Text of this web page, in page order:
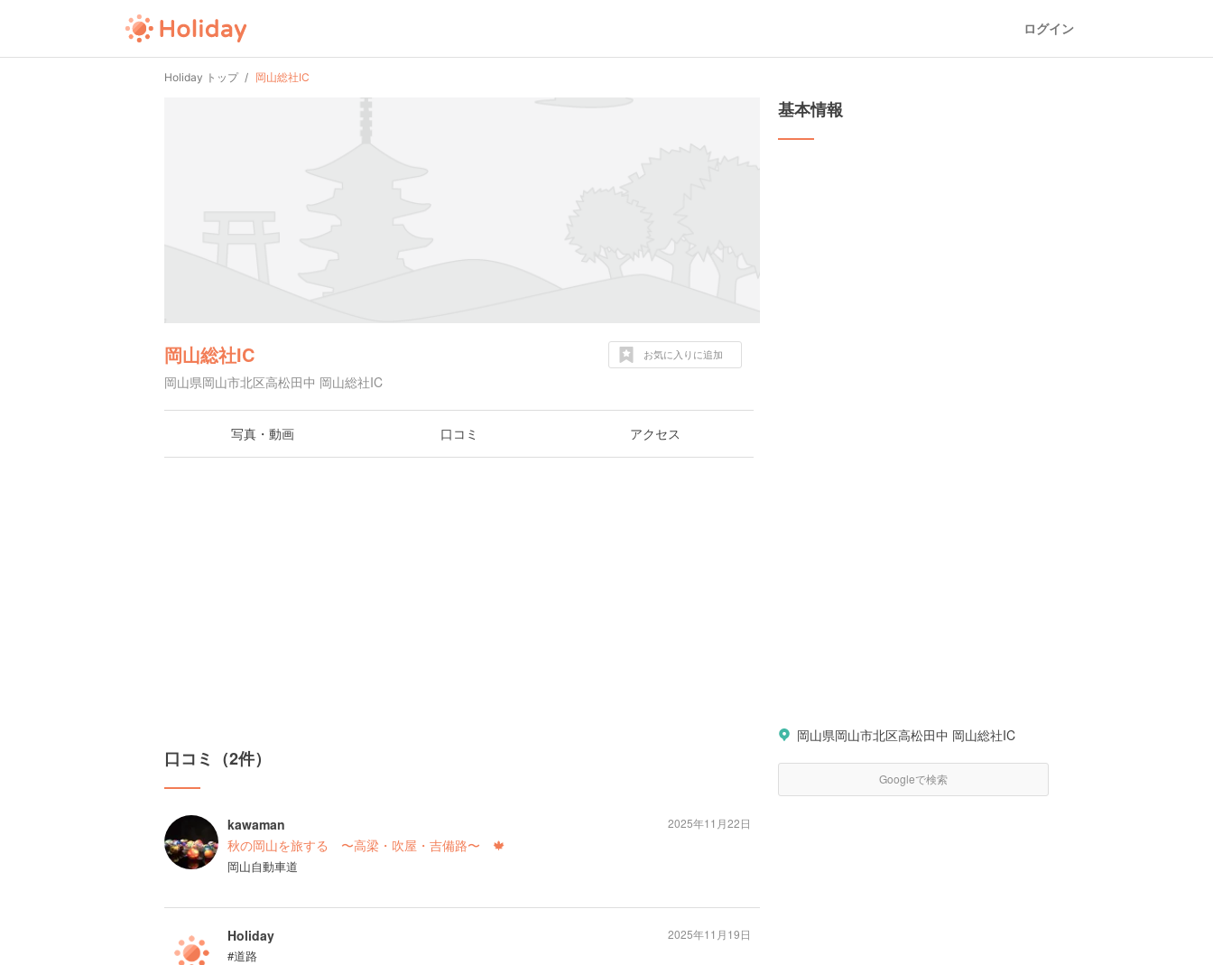
ログイン
Holiday トップ 岡山総社IC
岡山総社IC
岡山県岡山市北区高松田中 岡山総社IC
お気に入りに追加
写真・動画 口コミ アクセス
口コミ（2件）
kawaman
秋の岡山を旅する 〜高梁・吹屋・吉備路〜 🍁
岡山自動車道
2025年11月22日
Holiday
#道路
2025年11月19日
基本情報
岡山県岡山市北区高松田中 岡山総社IC
Googleで検索